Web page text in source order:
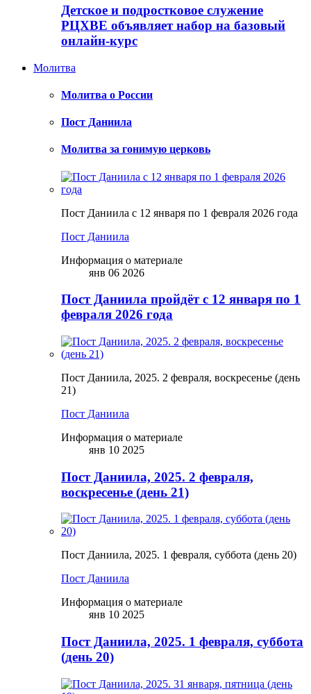
Детское и подростковое служение
РЦХВЕ объявляет набор на базовый
онлайн-курс
Молитва
Молитва о России
Пост Даниила
Молитва за гонимую церковь
Пост Даниила с 12 января по 1 февраля 2026 года
Пост Даниила
Информация о материале
янв 06 2026
Пост Даниила пройдёт с 12 января по 1
февраля 2026 года
Пост Даниила, 2025. 2 февраля, воскресенье (день
21)
Пост Даниила
Информация о материале
янв 10 2025
Пост Даниила, 2025. 2 февраля,
воскресенье (день 21)
Пост Даниила, 2025. 1 февраля, суббота (день 20)
Пост Даниила
Информация о материале
янв 10 2025
Пост Даниила, 2025. 1 февраля, суббота
(день 20)